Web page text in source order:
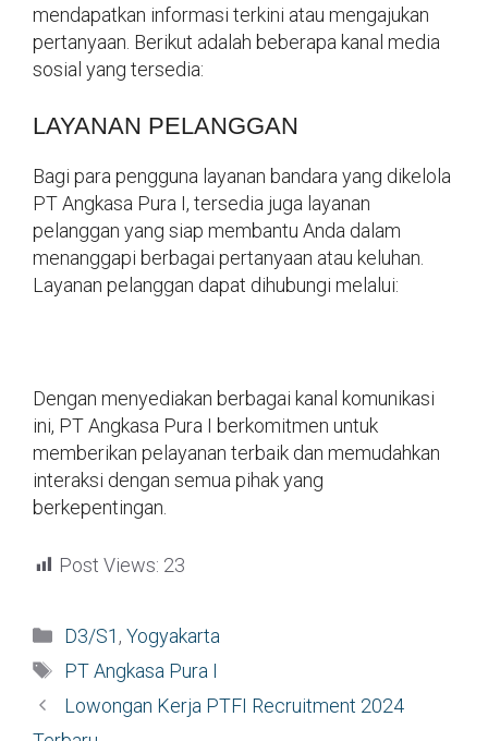
mendapatkan informasi terkini atau mengajukan
pertanyaan. Berikut adalah beberapa kanal media
sosial yang tersedia:
LAYANAN PELANGGAN
Bagi para pengguna layanan bandara yang dikelola
PT Angkasa Pura I, tersedia juga layanan
pelanggan yang siap membantu Anda dalam
menanggapi berbagai pertanyaan atau keluhan.
Layanan pelanggan dapat dihubungi melalui:
Dengan menyediakan berbagai kanal komunikasi
ini, PT Angkasa Pura I berkomitmen untuk
memberikan pelayanan terbaik dan memudahkan
interaksi dengan semua pihak yang
berkepentingan.
Post Views: 23
Kategori
D3/S1 , Yogyakarta
Tag
PT Angkasa Pura I
Lowongan Kerja PTFI Recruitment 2024